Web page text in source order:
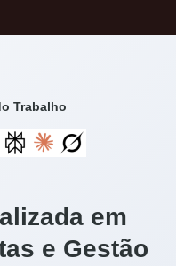
Trabalho
em
e Gestão